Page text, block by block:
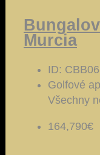
Murcia
ID:
Golfové
Všechny
164,790€